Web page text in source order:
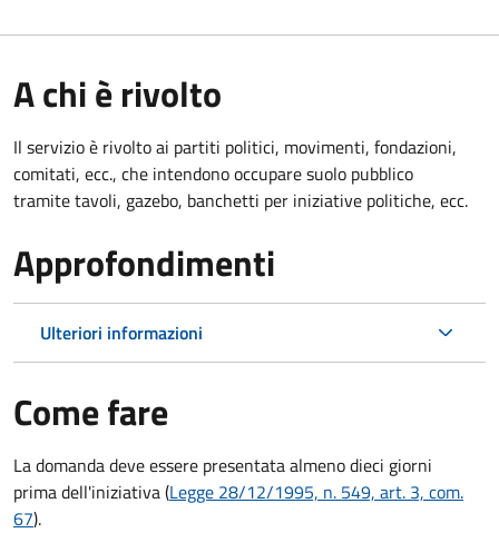
A chi è rivolto
Il servizio è rivolto ai partiti politici, movimenti, fondazioni,
comitati, ecc., che intendono occupare suolo pubblico
tramite tavoli, gazebo, banchetti per iniziative politiche, ecc.
Approfondimenti
Ulteriori informazioni
Come fare
La domanda deve essere presentataalmeno dieci giorni
primadell'iniziativa (Legge 28/12/1995, n. 549, art. 3, com.
67).